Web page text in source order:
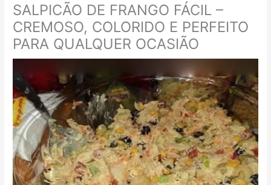
SALPICÃO DE FRANGO FÁCIL –
CREMOSO, COLORIDO E PERFEITO
PARA QUALQUER OCASIÃO